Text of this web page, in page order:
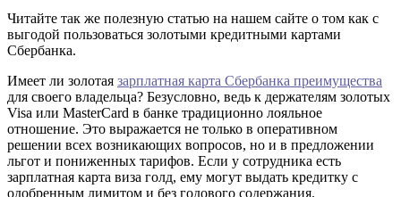
Читайте так же полезную статью на нашем сайте о том как с
выгодой пользоваться золотыми кредитными картами
Сбербанка.
Имеет ли золотая зарплатная карта Сбербанка преимущества
для своего владельца? Безусловно, ведь к держателям золотых
Visa или MasterCard в банке традиционно лояльное
отношение. Это выражается не только в оперативном
решении всех возникающих вопросов, но и в предложении
льгот и пониженных тарифов. Если у сотрудника есть
зарплатная карта виза голд, ему могут выдать кредитку с
одобренным лимитом и без годового содержания.